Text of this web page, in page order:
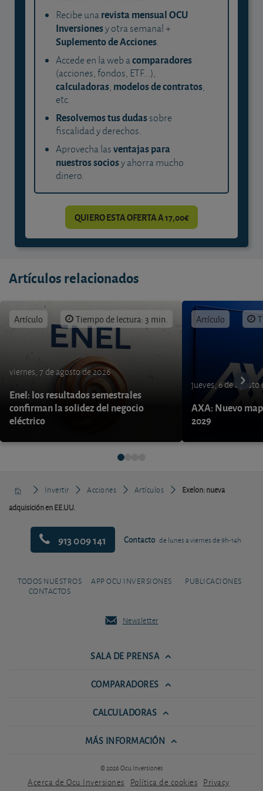
Recibe unarevista mensual OCU
Inversionesy otra semanal +
Suplemento de Acciones.
Accede en la web acomparadores
(acciones, fondos, ETF...),
calculadoras, modelos de contratos,
etc.
Resolvemos tus dudassobre
fiscalidad y derechos.
Aprovecha lasventajas para
nuestros sociosy ahorra mucho
dinero.
QUIERO ESTA OFERTA A 17,00€
Artículos relacionados
Artículo Tiempo de lectura: 3 min.
viernes, 7 de agosto de 2026
Enel: los resultados semestrales
confirman la solidez del negocio
eléctrico
Artículo
jueves, 6 de agosto
AXA: Nuevo
2029
Invertir Acciones Artículos
Exelon: nueva
adquisición en EE.UU.
913 009 141 Contacto de lunes a viernes de 9h-14h
TODOS NUESTROS
CONTACTOS
APP OCU INVERSIONES PUBLICACIONES
Newsletter
SALA DE PRENSA
COMPARADORES
CALCULADORAS
MÁS INFORMACIÓN
© 2026 Ocu Inversiones
Acerca de Ocu Inversiones Política de cookies Privacy